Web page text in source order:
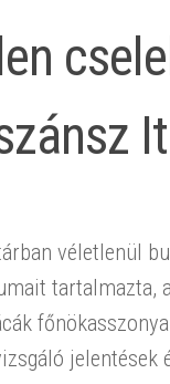
véletlenül
tartalmazta,
jelentések